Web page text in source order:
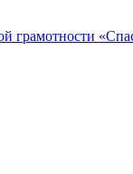
грамотности